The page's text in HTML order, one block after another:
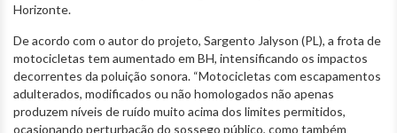
Horizonte.
De acordo com o autor do projeto, Sargento Jalyson (PL), a frota de
motocicletas tem aumentado em BH, intensificando os impactos
decorrentes da poluição sonora. “Motocicletas com escapamentos
adulterados, modificados ou não homologados não apenas
produzem níveis de ruído muito acima dos limites permitidos,
ocasionando perturbação do sossego público, como também